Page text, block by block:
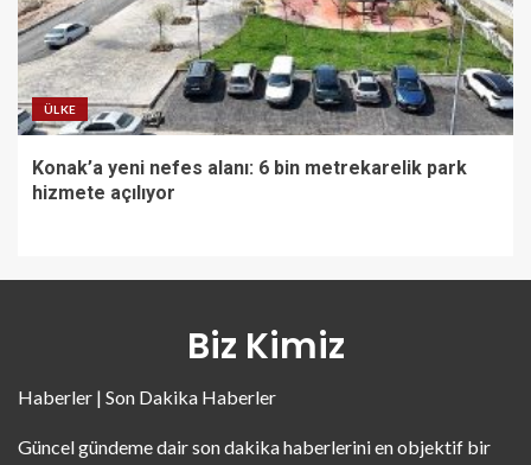
ÜLKE
Konak’a yeni nefes alanı: 6 bin metrekarelik park
hizmete açılıyor
Biz Kimiz
Haberler | Son Dakika Haberler
Güncel gündeme dair son dakika haberlerini en objektif bir